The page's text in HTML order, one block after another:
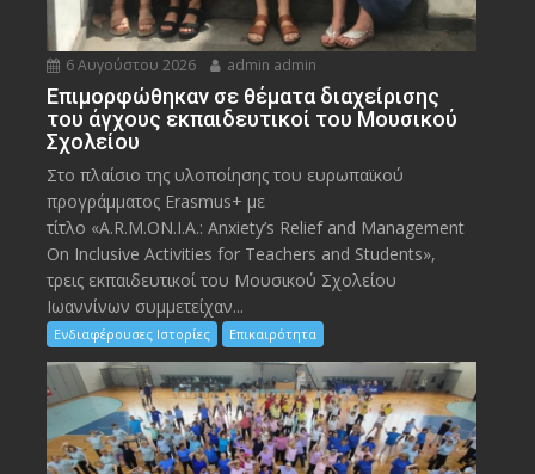
6 Αυγούστου 2026 admin admin
Eπιμορφώθηκαν σε θέματα διαχείρισης
του άγχους εκπαιδευτικοί του Μουσικού
Σχολείου
Στο πλαίσιο της υλοποίησης του ευρωπαϊκού
προγράμματος Erasmus+ με
τίτλο «A.R.M.ON.I.A.: Anxiety’s Relief and Management
On Inclusive Activities for Teachers and Students»,
τρεις εκπαιδευτικοί του Μουσικού Σχολείου
Ιωαννίνων συμμετείχαν...
Ενδιαφέρουσες Ιστορίες Επικαιρότητα